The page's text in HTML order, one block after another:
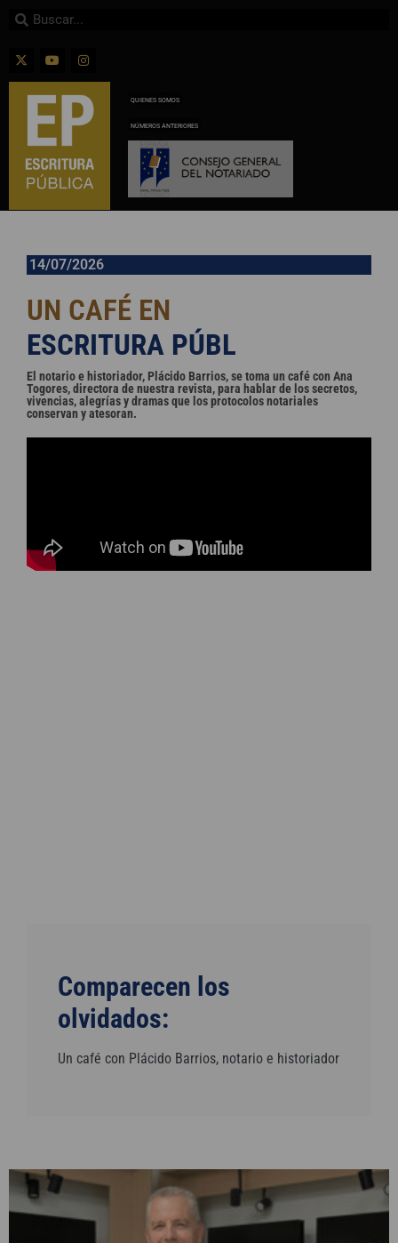
QUIENES SOMOS
NÚMEROS ANTERIORES
14/07/2026
UN CAFÉ EN
ESCRITURA PÚBL
El notario e historiador, Plácido Barrios, se toma un café con Ana
Togores, directora de nuestra revista, para hablar de los secretos,
vivencias, alegrías y dramas que los protocolos notariales
conservan y atesoran.
Comparecen los
olvidados:
Un café con Plácido Barrios, notario e historiador